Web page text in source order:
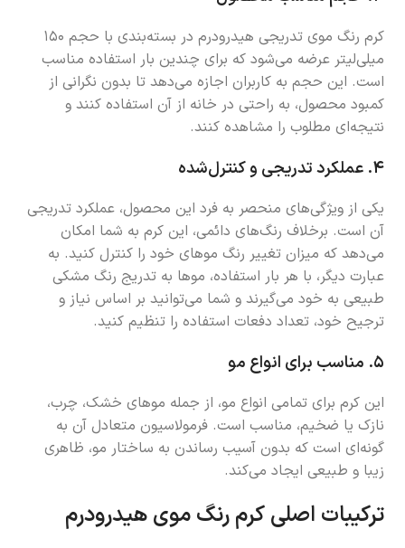
کرم رنگ موی تدریجی هیدرودرم در بسته‌بندی با حجم ۱۵۰
میلی‌لیتر عرضه می‌شود که برای چندین بار استفاده مناسب
است. این حجم به کاربران اجازه می‌دهد تا بدون نگرانی از
کمبود محصول، به راحتی در خانه از آن استفاده کنند و
نتیجه‌ای مطلوب را مشاهده کنند.
۴. عملکرد تدریجی و کنترل‌شده
یکی از ویژگی‌های منحصر به فرد این محصول، عملکرد تدریجی
آن است. برخلاف رنگ‌های دائمی، این کرم به شما امکان
می‌دهد که میزان تغییر رنگ موهای خود را کنترل کنید. به
عبارت دیگر، با هر بار استفاده، موها به تدریج رنگ مشکی
طبیعی به خود می‌گیرند و شما می‌توانید بر اساس نیاز و
ترجیح خود، تعداد دفعات استفاده را تنظیم کنید.
۵. مناسب برای انواع مو
این کرم برای تمامی انواع مو، از جمله موهای خشک، چرب،
نازک یا ضخیم، مناسب است. فرمولاسیون متعادل آن به
گونه‌ای است که بدون آسیب رساندن به ساختار مو، ظاهری
زیبا و طبیعی ایجاد می‌کند.
ترکیبات اصلی کرم رنگ موی هیدرودرم